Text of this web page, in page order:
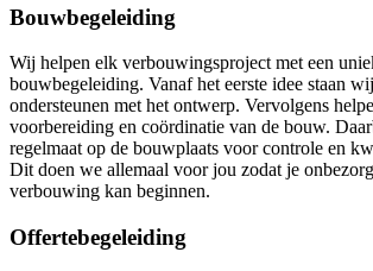
Bouwbegeleiding
Wij helpen elk verbouwingsproject met een
bouwbegeleiding. Vanaf het eerste idee staan
ondersteunen met het ontwerp. Vervolgens
voorbereiding en coördinatie van de bouw.
regelmaat op de bouwplaats voor controle en
Dit doen we allemaal voor jou zodat je
verbouwing kan beginnen.
Offertebegeleiding